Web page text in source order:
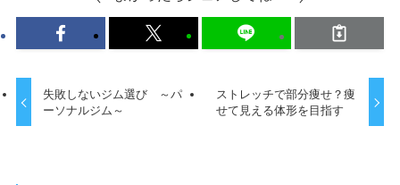
失敗しないジム選び ～パ
ーソナルジム～
ストレッチで部分痩せ？痩
せて見える体形を目指す